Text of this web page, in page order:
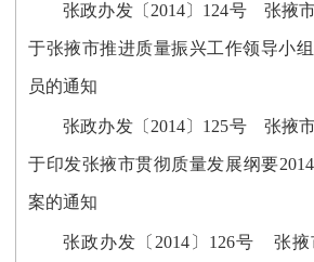
张政办发〔2014〕124号 张掖
于张掖市推进质量振兴工作领导小
员的通知
张政办发〔2014〕125号 张掖
于印发张掖市贯彻质量发展纲要
案的通知
张政办发〔2014〕126号 张掖